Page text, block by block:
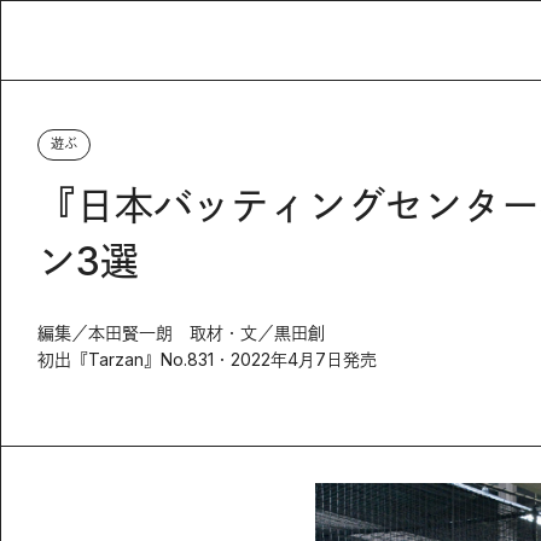
遊ぶ
『日本バッティングセンタ
ン3選
編集／本田賢一朗 取材・文／黒田創
初出『Tarzan』No.831・2022年4月7日発売